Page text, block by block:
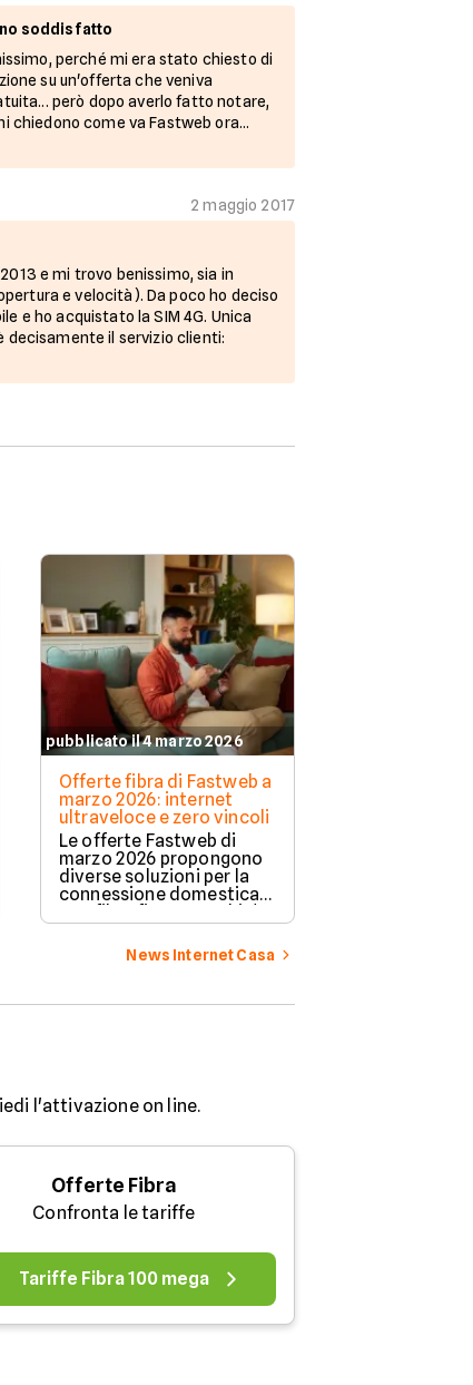
soddisfatto
perché mi era stato chiesto di
su un'offerta che veniva
però dopo averlo fatto notare,
chiedono come va Fastweb ora...
2 maggio 2017
e mi trovo benissimo, sia in
e velocità). Da poco ho deciso
e ho acquistato la SIM 4G. Unica
decisamente il servizio clienti:
pubblicato il 4 marzo 2026
Offerte fibra di Fastweb a
marzo 2026: internet
ultraveloce e zero vincoli
Le offerte Fastweb di
marzo 2026 propongono
diverse soluzioni per la
connessione domestica,
con fibra fino a 2,5 Gbit/s,
modem incluso e nessun
vincolo contrattuale.
News Internet Casa
l'attivazione on line.
Offerte Fibra
Confronta le tariffe
Tariffe Fibra 100 mega